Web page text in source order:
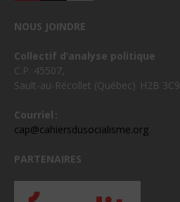
NOUS JOINDRE
Collectif d’analyse politique
C.P. 45507,
Sault-au-Récollet (Québec) H2B 3C9
Courriel :
cap@cahiersdusocialisme.org
PARTENAIRES